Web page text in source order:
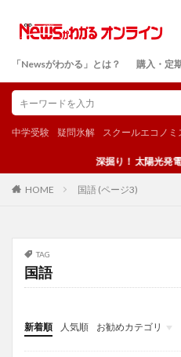
「Newsがわかる」とは？ 購入・定
中学受験 疑問氷解 スクールエコノ
深掘り！ 太陽光発電
HOME 国語 (ページ3)
TAG
国語
新着順 人気順
お勧めカテゴリ
投稿
学び
マンガ
電子書籍
検